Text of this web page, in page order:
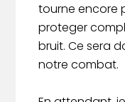
tourne encore
proteger
bruit. Ce sera
notre combat.